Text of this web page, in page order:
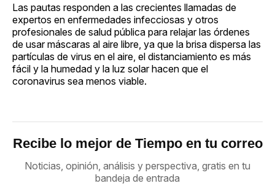
Las pautas responden a las crecientes llamadas de
expertos en enfermedades infecciosas y otros
profesionales de salud pública para relajar las órdenes
de usar máscaras al aire libre, ya que la brisa dispersa las
partículas de virus en el aire, el distanciamiento es más
fácil y la humedad y la luz solar hacen que el
coronavirus sea menos viable.
Recibe lo mejor de Tiempo en tu correo
Noticias, opinión, análisis y perspectiva, gratis en tu
bandeja de entrada